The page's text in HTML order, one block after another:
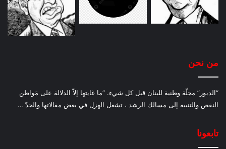
من نحن
“الدبور” مجلّة وطنية للبنان قبل كل شيء. “ما غايتها إلاّ الدلالة على مَواطن
النقص والتنبيه إلى مسالك الرشد ، تشغل الهزل في بعض مقالاتها والجدّ …
تابعونا